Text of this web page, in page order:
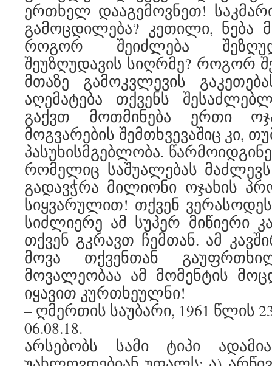
ერთხელ დააგემოვნეთ!
გამოცდილება? კეთილი, ნება
როგორ შეიძლება
შეუზღუდავის სიღრმე? როგორ
მთაზე გამოკვლევის
აღემატება თქვენს
გაქვთ მოთმინება ერთი
მოგვარების შემთხვევაშიც კი,
პასუხისმგებლობა.
რომელიც საშუალებას
გადავჭრა მილიონი ოჯახის
სიყვარულით! თქვენ
სიძლიერე ამ სუპერ მიწიერი
თქვენ გკრავთ ჩემთან. ამ
მოვა თქვენთან
მოვალეობაა ამ მომენტის
იყავით კურთხეულნი!
– ღმერთის საუბარი, 1961 წლის
06.08.18.
არსებობს სამი ტიპი